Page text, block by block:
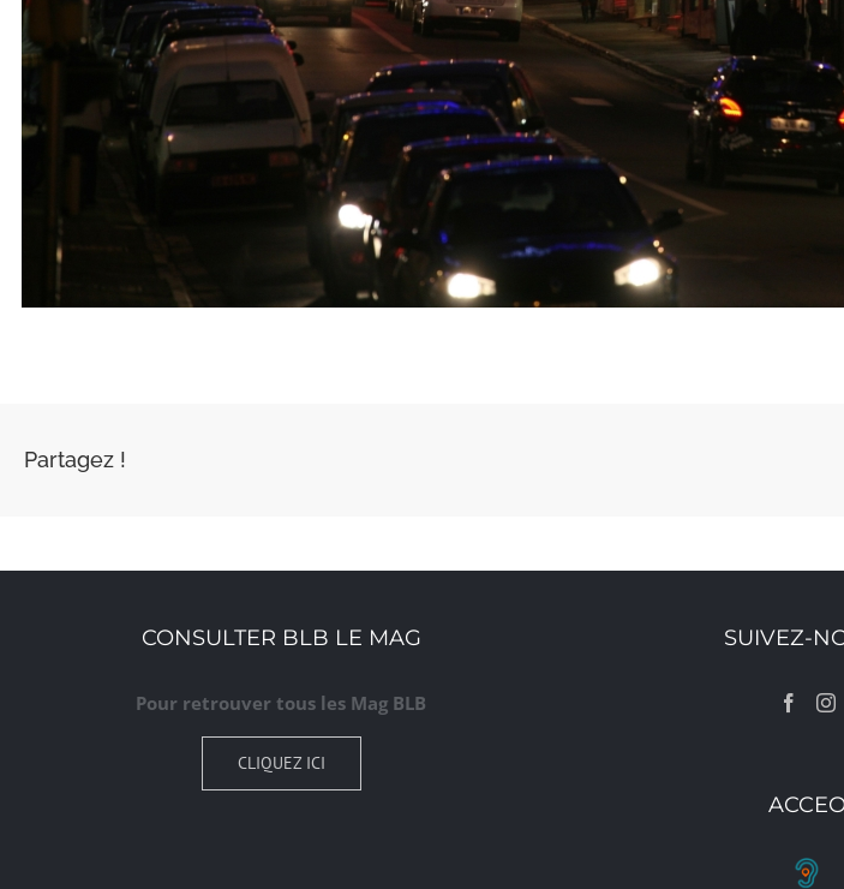
Partagez !
CONSULTER BLB LE MAG
Pour retrouver tous les Mag BLB
CLIQUEZ ICI
SUIVEZ-